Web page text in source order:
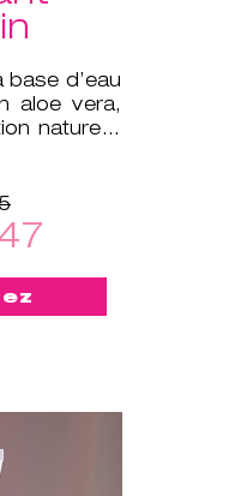
base d’eau
aloe vera,
naturelle